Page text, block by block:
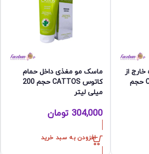
از
حمام کاتوس CATTOS حجم
ماسک مو مغذی داخل حمام
کاتوس CATTOS حجم 200
میلی لیتر
304,000 تومان
افزودن به سبد خرید